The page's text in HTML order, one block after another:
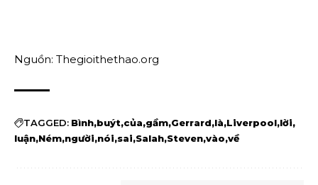
Nguồn: Thegioithethao.org
TAGGED: Bình buýt của gầm Gerrard là Liverpool lời
luận Ném người nói sai Salah Steven vào về